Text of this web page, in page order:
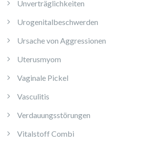
Unverträglichkeiten
Urogenitalbeschwerden
Ursache von Aggressionen
Uterusmyom
Vaginale Pickel
Vasculitis
Verdauungsstörungen
Vitalstoff Combi